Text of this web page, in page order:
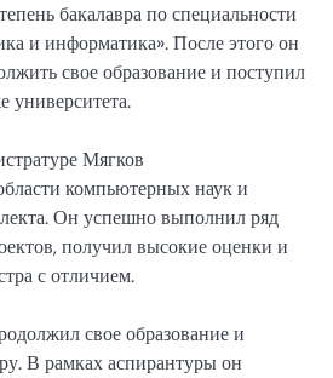
бакалавра по специальности
и информатика». После этого он
свое образование и поступил
университета.
Мягков
компьютерных наук и
Он успешно выполнил ряд
получил высокие оценки и
с отличием.
свое образование и
В рамках аспирантуры он